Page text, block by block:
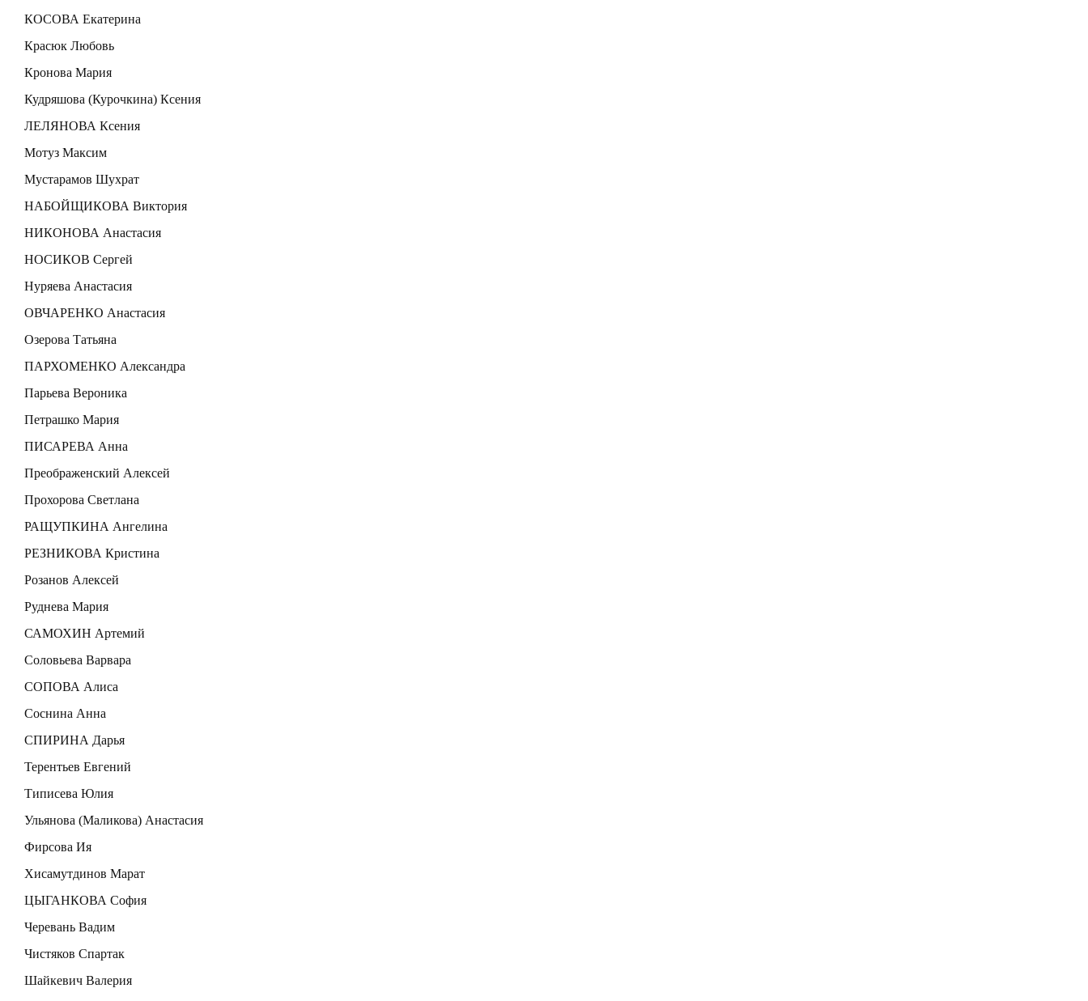
КОСОВА Екатерина
Красюк Любовь
Кронова Мария
Кудряшова (Курочкина) Ксения
ЛЕЛЯНОВА Ксения
Мотуз Максим
Мустарамов Шухрат
НАБОЙЩИКОВА Виктория
НИКОНОВА Анастасия
НОСИКОВ Сергей
Нуряева Анастасия
ОВЧАРЕНКО Анастасия
Озерова Татьяна
ПАРХОМЕНКО Александра
Парьева Вероника
Петрашко Мария
ПИСАРЕВА Анна
Преображенский Алексей
Прохорова Светлана
РАЩУПКИНА Ангелина
РЕЗНИКОВА Кристина
Розанов Алексей
Руднева Мария
САМОХИН Артемий
Соловьева Варвара
СОПОВА Алиса
Соснина Анна
СПИРИНА Дарья
Терентьев Евгений
Типисева Юлия
Ульянова (Маликова) Анастасия
Фирсова Ия
Хисамутдинов Марат
ЦЫГАНКОВА София
Черевань Вадим
Чистяков Спартак
Шайкевич Валерия